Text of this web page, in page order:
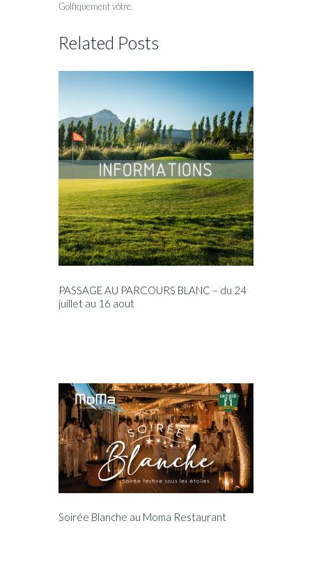
Golfiquement vôtre.
Related Posts
PASSAGE AU PARCOURS BLANC – du 24
juillet au 16 aout
Soirée Blanche au Moma Restaurant